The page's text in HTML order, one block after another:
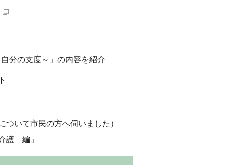
分の支度～」の内容を紹介
いて市民の方へ伺いました）
護 編」